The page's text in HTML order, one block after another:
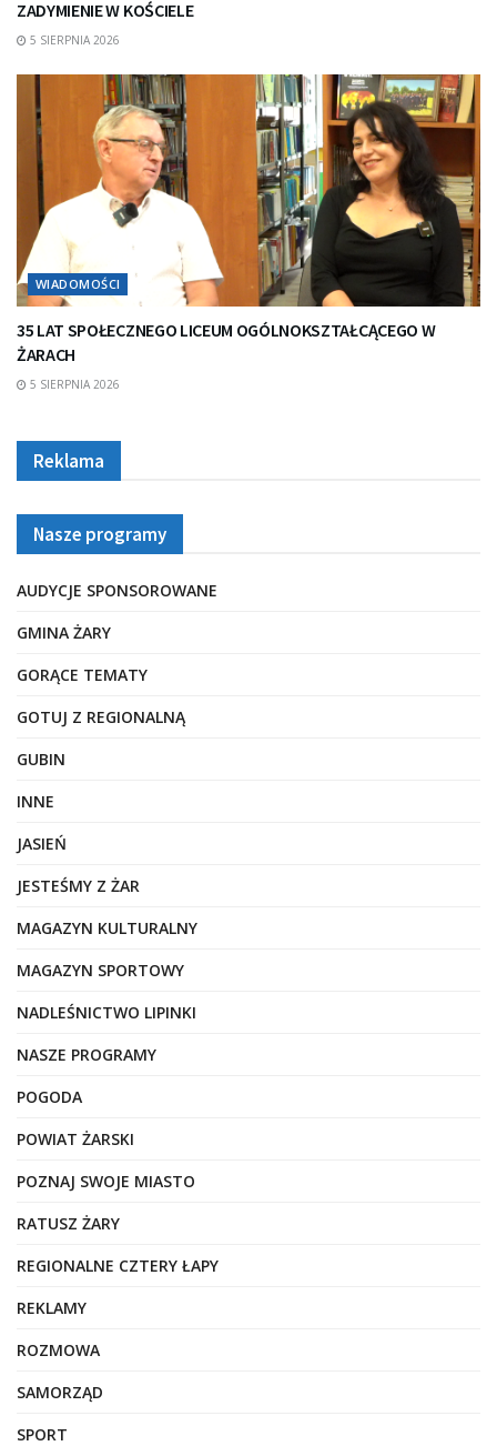
ZADYMIENIE W KOŚCIELE
5 SIERPNIA 2026
WIADOMOŚCI
35 LAT SPOŁECZNEGO LICEUM OGÓLNOKSZTAŁCĄCEGO W
ŻARACH
5 SIERPNIA 2026
Reklama
Nasze programy
AUDYCJE SPONSOROWANE
GMINA ŻARY
GORĄCE TEMATY
GOTUJ Z REGIONALNĄ
GUBIN
INNE
JASIEŃ
JESTEŚMY Z ŻAR
MAGAZYN KULTURALNY
MAGAZYN SPORTOWY
NADLEŚNICTWO LIPINKI
NASZE PROGRAMY
POGODA
POWIAT ŻARSKI
POZNAJ SWOJE MIASTO
RATUSZ ŻARY
REGIONALNE CZTERY ŁAPY
REKLAMY
ROZMOWA
SAMORZĄD
SPORT